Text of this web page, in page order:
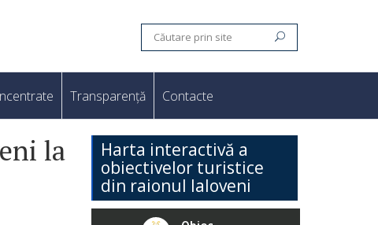
Transparență Contacte
la
Harta interactivă a
obiectivelor turistice
din raionul Ialoveni